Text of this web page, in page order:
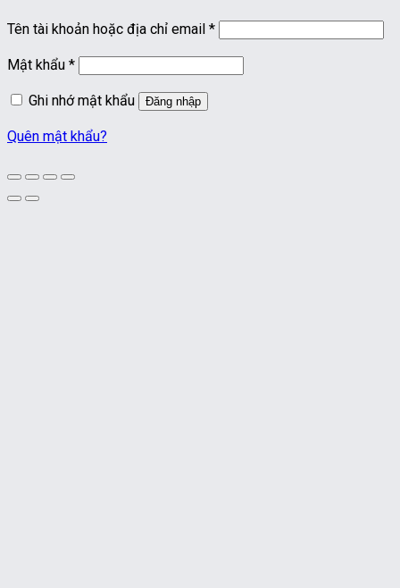
Tên tài khoản hoặc địa chỉ email *Bắt
Mật khẩu *Bắt
Ghi nhớ mật khẩu
Đăng nhập
Quên mật khẩu?